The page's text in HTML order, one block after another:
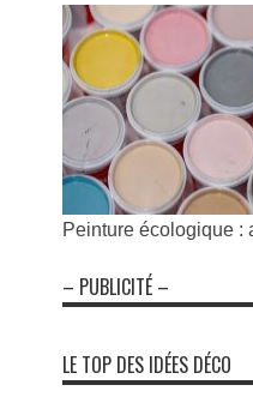
Peinture écologique :
– PUBLICITÉ –
LE TOP DES IDÉES DÉCO